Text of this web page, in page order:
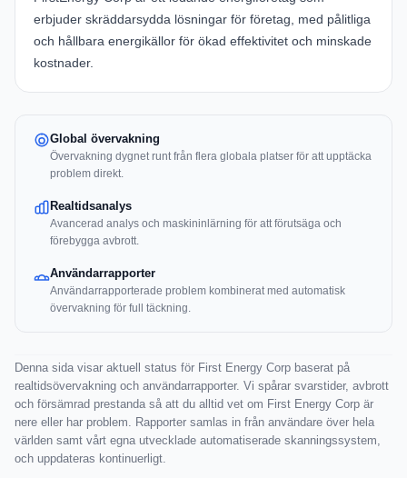
erbjuder skräddarsydda lösningar för företag, med pålitliga
och hållbara energikällor för ökad effektivitet och minskade
kostnader.
Global övervakning
Övervakning dygnet runt från flera globala platser för att upptäcka
problem direkt.
Realtidsanalys
Avancerad analys och maskininlärning för att förutsäga och
förebygga avbrott.
Användarrapporter
Användarrapporterade problem kombinerat med automatisk
övervakning för full täckning.
Denna sida visar aktuell status för First Energy Corp baserat på
realtidsövervakning och användarrapporter. Vi spårar svarstider, avbrott
och försämrad prestanda så att du alltid vet om First Energy Corp är
nere eller har problem. Rapporter samlas in från användare över hela
världen samt vårt egna utvecklade automatiserade skanningssystem,
och uppdateras kontinuerligt.